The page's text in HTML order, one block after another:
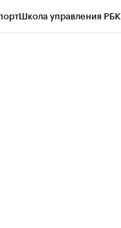
Школа управления РБК